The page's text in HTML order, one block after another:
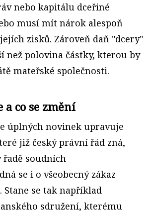
nebo kapitálu dceřiné
musí mít nárok alespoň
zisků. Zároveň daň "dcery"
než polovina částky, kterou by
mateřské společnosti.
a co se změní
úplných novinek upravuje
již český právní řád zná,
soudních
se i o všeobecný zákaz
Stane se tak například
sdružení, kterému